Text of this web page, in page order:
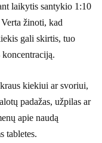
laikytis santykio 1:10
žinoti, kad
gali skirtis, tuo
koncentraciją.
kiekiui ar svoriui,
padažas, užpilas ar
apie naudą
tabletes.